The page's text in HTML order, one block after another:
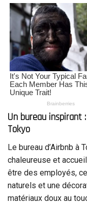
Un bureau inspirant
Tokyo
Le bureau d’Airbnb à
chaleureuse et
être des employés,
naturels et une
matériaux doux au